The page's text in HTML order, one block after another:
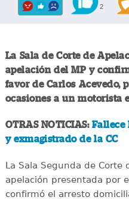
2
La Sala de Corte de
apelación del MP y
favor de Carlos Acevedo,
ocasiones a un motorista
OTRAS NOTICIAS: Fallece
y exmagistrado de la CC
La Sala Segunda de Corte
apelación presentada por
confirmó el arresto